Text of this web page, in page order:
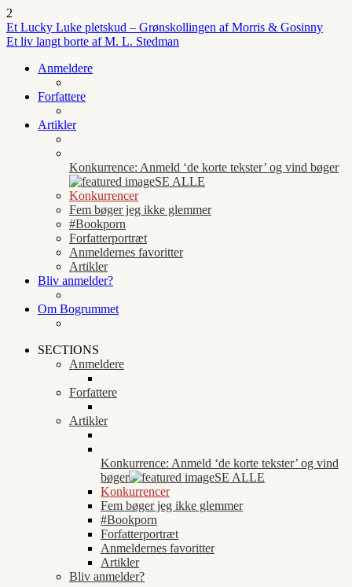
2
Et Lucky Luke pletskud – Grønskollingen af Morris & Gosinny
Et liv langt borte af M. L. Stedman
Anmeldere
Forfattere
Artikler
Konkurrence: Anmeld ‘de korte tekster’ og vind bøger
SE ALLE
Konkurrencer
Fem bøger jeg ikke glemmer
#Bookporn
Forfatterportræt
Anmeldernes favoritter
Artikler
Bliv anmelder?
Om Bogrummet
SECTIONS
Anmeldere
Forfattere
Artikler
Konkurrence: Anmeld ‘de korte tekster’ og vind
bøger
SE ALLE
Konkurrencer
Fem bøger jeg ikke glemmer
#Bookporn
Forfatterportræt
Anmeldernes favoritter
Artikler
Bliv anmelder?